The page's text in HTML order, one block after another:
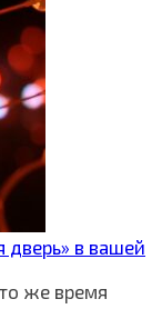
дверь» в вашей
же время